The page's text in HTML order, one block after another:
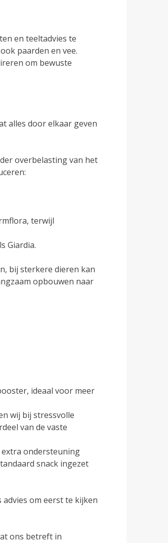
en teeltadvies te
paarden en vee.
om bewuste
alles door elkaar geven
overbelasting van het
terwijl
Giardia.
bij sterkere dieren kan
opbouwen naar
ideaal voor meer
wij bij stressvolle
van de vaste
ondersteuning
snack ingezet
om eerst te kijken
ons betreft in